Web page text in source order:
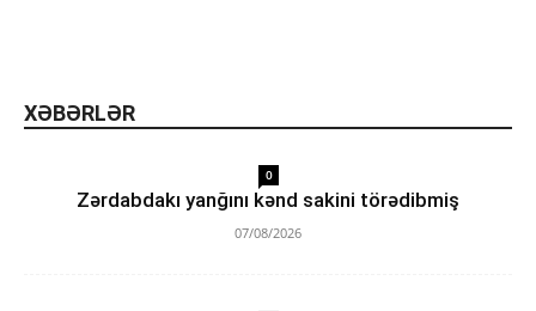
XƏBƏRLƏR
0
Zərdabdakı yanğını kənd sakini törədibmiş
07/08/2026